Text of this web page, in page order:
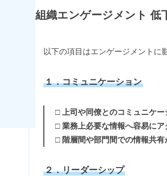
組織エンゲージメント 低
以下の項目はエンゲージメントに
１．コミュニケーション
□ 上司や同僚とのコミュニケ
□ 業務上必要な情報へ容易に
□ 階層間や部門間での情報共
２．リーダーシップ